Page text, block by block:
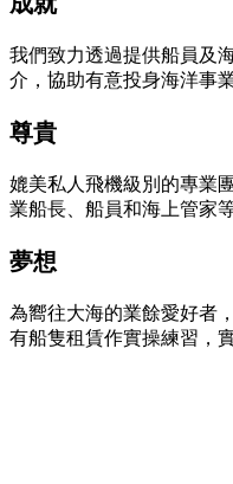
我們致力透過提供船員及
介，協助有意投身海洋事
尊貴
媲美私人飛機級別的專業
業船長、船員和海上管家等
夢想
為嚮往大海的業餘愛好者
有船隻租賃作實操練習，